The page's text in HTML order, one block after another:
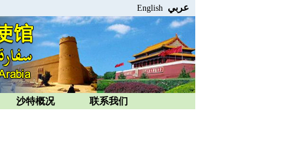
English عربي
沙特概况 联系我们